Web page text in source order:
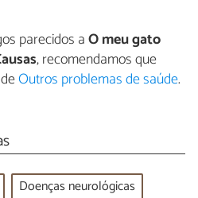
parecidos aO meu gato
, recomendamos que
Outros problemas de saúde.
Doenças neurológicas